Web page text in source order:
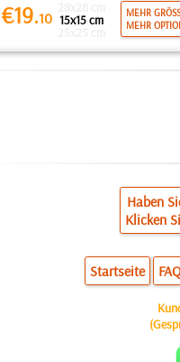
€19.10 15x15 cm
MEHR
MEHR
Haben
Klicken
Startseite